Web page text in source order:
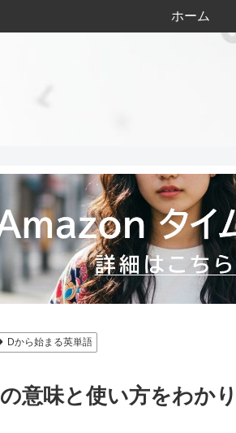
ホーム
Dから始まる英単語
意味と使い方をわか